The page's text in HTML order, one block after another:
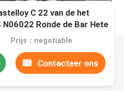
C 22 van de het
N06022 Ronde de Bar Hete
Tekening
Prijs：negotiable
Contacteer ons